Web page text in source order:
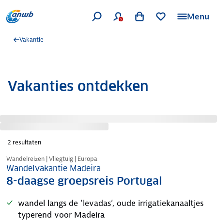
Menu
Vakantie
Vakanties ontdekken
2 resultaten
Tijdelijk in prijs verlaagd
Wandelreizen | Vliegtuig | Europa
Wandelvakantie Madeira
8-daagse groepsreis Portugal
wandel langs de ‘levadas’, oude irrigatiekanaaltjes
typerend voor Madeira